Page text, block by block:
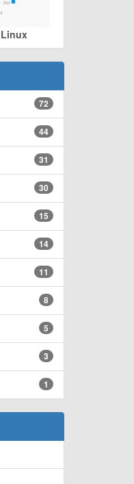
72
44
31
30
15
14
11
8
5
3
1